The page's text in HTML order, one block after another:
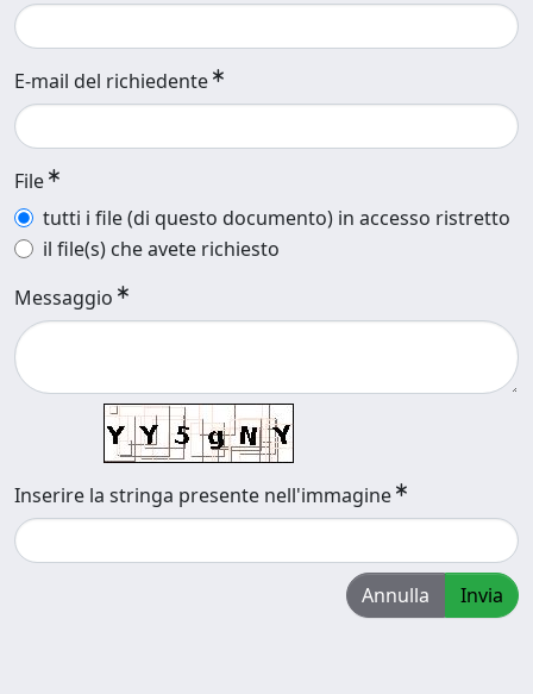
E-mail del richiedente
File
tutti i file (di questo documento) in accesso ristretto
il file(s) che avete richiesto
Messaggio
Inserire la stringa presente nell'immagine
Annulla Invia